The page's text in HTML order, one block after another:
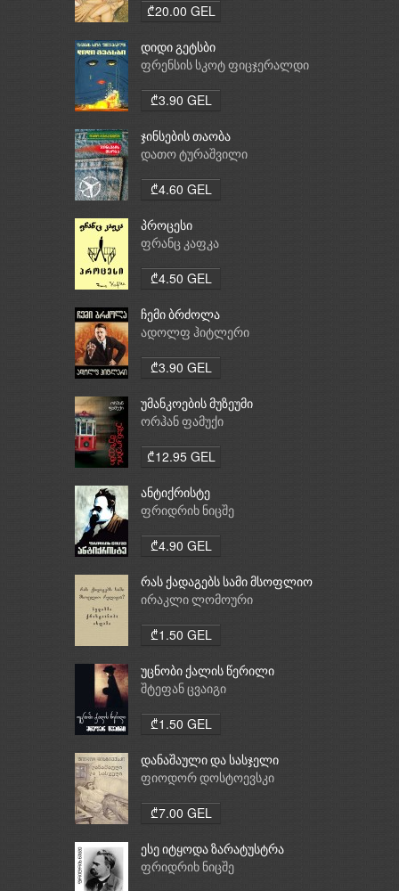
₾20.00 GEL
დიდი გეტსბი
ფრენსის სკოტ ფიცჯერალდი
₾3.90 GEL
ჯინსების თაობა
დათო ტურაშვილი
₾4.60 GEL
პროცესი
ფრანც კაფკა
₾4.50 GEL
ჩემი ბრძოლა
ადოლფ ჰიტლერი
₾3.90 GEL
უმანკოების მუზეუმი
ორჰან ფამუქი
₾12.95 GEL
ანტიქრისტე
ფრიდრიხ ნიცშე
₾4.90 GEL
რას ქადაგებს სამი მსოფლიო
რელიგია: ბუდიზმი,
ირაკლი ლომოური
₾1.50 GEL
უცნობი ქალის წერილი
შტეფან ცვაიგი
₾1.50 GEL
დანაშაული და სასჯელი
ფიოდორ დოსტოევსკი
₾7.00 GEL
ესე იტყოდა ზარატუსტრა
ფრიდრიხ ნიცშე